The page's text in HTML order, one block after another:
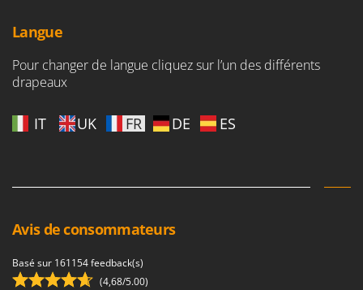
Langue
Pour changer de langue cliquez sur l’un des différents
drapeaux
IT UK FR DE ES
Avis de consommateurs
Basé sur 161154 feedback(s)
(4,68/5.00)